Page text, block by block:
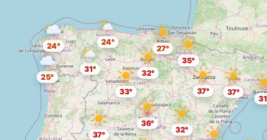
36°
37°
27°
33°
25°
24°
24°
35°
32°
37°
31°
32°
37°